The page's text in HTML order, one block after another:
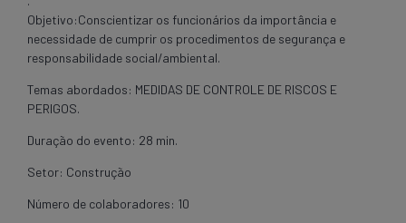
Objetivo:Conscientizar os funcionários da importância e
necessidade de cumprir os procedimentos de segurança e
responsabilidade social/ambiental.
Temas abordados: MEDIDAS DE CONTROLE DE RISCOS E
PERIGOS.
Duração do evento: 28 min.
Setor: Construção
Número de colaboradores: 10